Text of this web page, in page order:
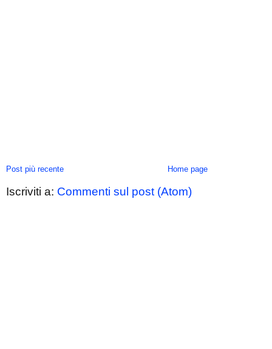
Post più recente Home page
Iscriviti a: Commenti sul post (Atom)